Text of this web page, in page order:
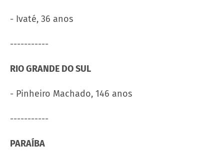
- Ivaté, 36 anos
-----------
RIO GRANDE DO SUL
- Pinheiro Machado, 146 anos
-----------
PARAÍBA